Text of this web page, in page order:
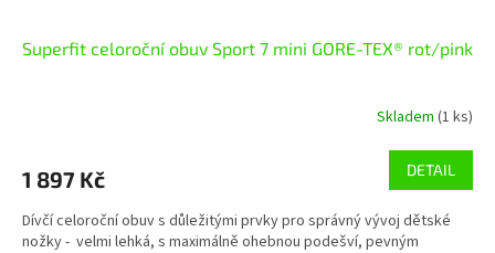
Superfit celoroční obuv Sport 7 mini GORE-TEX® rot/pink
Skladem (1 ks)
1 897 Kč DETAIL
Dívčí celoroční obuv s důležitými prvky pro správný vývoj dětské
nožky - velmi lehká, s maximálně ohebnou podešví, pevným